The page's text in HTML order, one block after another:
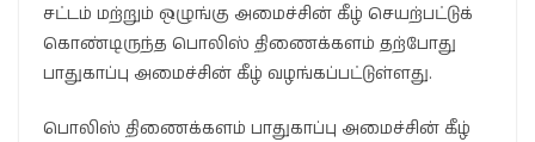
சட்டம் மற்றும் ஒழுங்கு அமைச்சின் கீழ் செயற்பட்டுக்
கொண்டிருந்த பொலிஸ் திணைக்களம் தற்போது
பாதுகாப்பு அமைச்சின் கீழ் வழங்கப்பட்டுள்ளது.
பொலிஸ் திணைக்களம் பாதுகாப்பு அமைச்சின் கீழ்